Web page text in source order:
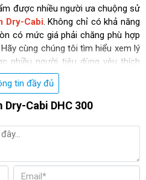
được nhiều người ưa chuộng sử
Dry-Cabi. Không chỉ có khả năng
có mức giá phải chăng phù hợp
cùng chúng tôi tìm hiểu xem lý
nhiều người tiêu dùng yêu thích
đại bậc nhất giúp cho việc làm
ở mức từ 30 - 80% RH rất hiệu
tin đầy đủ
Cabi DHC 300